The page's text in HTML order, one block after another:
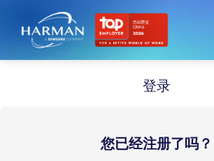
Harman
登录
您已经注册了吗？